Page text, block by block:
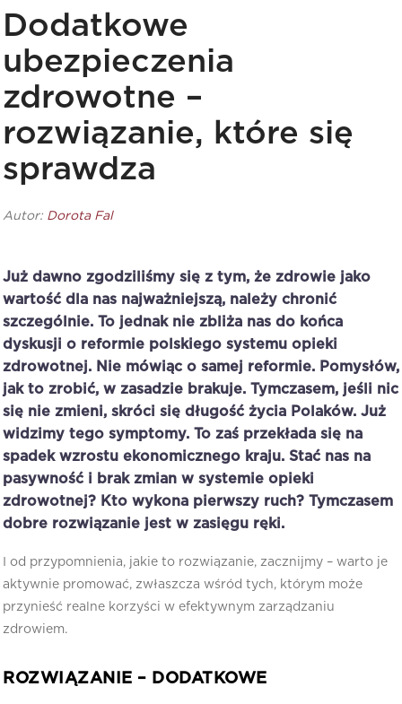
Dodatkowe
ubezpieczenia
zdrowotne –
rozwiązanie, które się
sprawdza
Autor: Dorota Fal
Już dawno zgodziliśmy się z tym, że zdrowie jako
wartość dla nas najważniejszą, należy chronić
szczególnie. To jednak nie zbliża nas do końca
dyskusji o reformie polskiego systemu opieki
zdrowotnej. Nie mówiąc o samej reformie. Pomysłów,
jak to zrobić, w zasadzie brakuje. Tymczasem, jeś li nic
się nie zmieni, skróci się długość życia Polaków. Już
widzimy tego symptomy. To zaś przekłada się na
spadek wzrostu ekonomicznego kraju. Stać nas na
pasywność i brak zmian w systemie opieki
zdrowotnej? Kto wykona pierwszy ruch? Tymczasem
dobre rozwiązanie jest w zasięgu ręki.
I od przypomnienia, jakie to rozwiązanie, zacznijmy – warto je
aktywnie promować, zwłaszcza wśród tych, którym może
przynieść realne korzyści w efektywnym zarządzaniu
zdrowiem.
ROZWIĄZANIE – DODATKOWE